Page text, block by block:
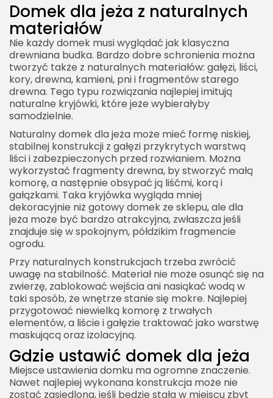
Domek dla jeża z naturalnych
materiałów
Nie każdy domek musi wyglądać jak klasyczna
drewniana budka. Bardzo dobre schronienia można
tworzyć także z naturalnych materiałów: gałęzi, liści,
kory, drewna, kamieni, pni i fragmentów starego
drewna. Tego typu rozwiązania najlepiej imitują
naturalne kryjówki, które jeże wybierałyby
samodzielnie.
Naturalny domek dla jeża może mieć formę niskiej,
stabilnej konstrukcji z gałęzi przykrytych warstwą
liści i zabezpieczonych przed rozwianiem. Można
wykorzystać fragmenty drewna, by stworzyć małą
komorę, a następnie obsypać ją liśćmi, korą i
gałązkami. Taka kryjówka wygląda mniej
dekoracyjnie niż gotowy domek ze sklepu, ale dla
jeża może być bardzo atrakcyjna, zwłaszcza jeśli
znajduje się w spokojnym, półdzikim fragmencie
ogrodu.
Przy naturalnych konstrukcjach trzeba zwrócić
uwagę na stabilność. Materiał nie może osunąć się na
zwierzę, zablokować wejścia ani nasiąkać wodą w
taki sposób, że wnętrze stanie się mokre. Najlepiej
przygotować niewielką komorę z trwałych
elementów, a liście i gałęzie traktować jako warstwę
maskującą oraz izolacyjną.
Gdzie ustawić domek dla jeża
Miejsce ustawienia domku ma ogromne znaczenie.
Nawet najlepiej wykonana konstrukcja może nie
zostać zasiedlona, jeśli będzie stała w miejscu zbyt